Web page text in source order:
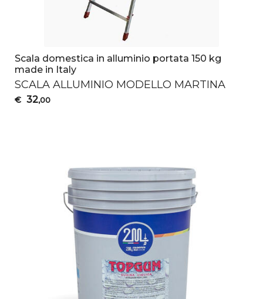
Scala domestica in alluminio portata 150 kg
made in Italy
SCALA ALLUMINIO MODELLO MARTINA
€ 32,00